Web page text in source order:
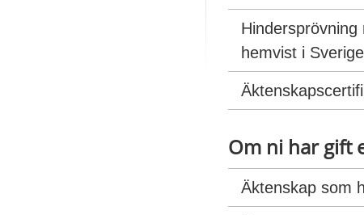
hemvist i
Om ni har gift
Äktenskap som